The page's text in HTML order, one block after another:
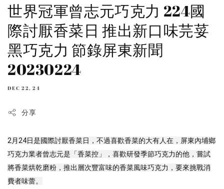
世界冠軍曾志元巧克力 224國
際討厭香菜日 推出新口味芫荽
黑巧克力 節錄屏東新聞
20230224
DEC 22, 24
分享
2月24日是國際討厭香菜日，不過喜歡香菜的大有人在，屏東內埔鄉
巧克力業者曾志元是「香菜控」，喜歡研發季節巧克力的他，嘗試
將香菜烘乾磨粉，推出層次豐富味的香菜風味巧克力，要來挑戰消
費者味蕾。